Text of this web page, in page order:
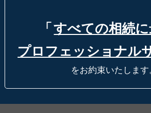
「 すべての相続
プロフェッショナル
をお約束いたします